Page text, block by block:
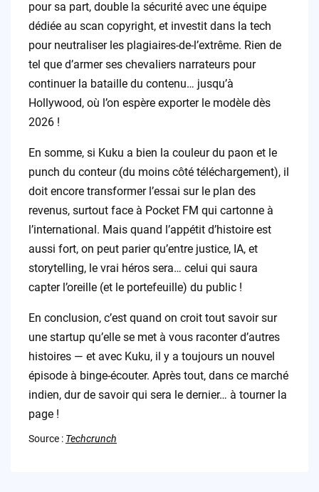
pour sa part, double la sécurité avec une équipe
dédiée au scan copyright, et investit dans la tech
pour neutraliser les plagiaires-de-l’extrême. Rien de
tel que d’armer ses chevaliers narrateurs pour
continuer la bataille du contenu… jusqu’à
Hollywood, où l’on espère exporter le modèle dès
2026 !
En somme, si Kuku a bien la couleur du paon et le
punch du conteur (du moins côté téléchargement), il
doit encore transformer l’essai sur le plan des
revenus, surtout face à Pocket FM qui cartonne à
l’international. Mais quand l’appétit d’histoire est
aussi fort, on peut parier qu’entre justice, IA, et
storytelling, le vrai héros sera… celui qui saura
capter l’oreille (et le portefeuille) du public !
En conclusion, c’est quand on croit tout savoir sur
une startup qu’elle se met à vous raconter d’autres
histoires — et avec Kuku, il y a toujours un nouvel
épisode à binge-écouter. Après tout, dans ce marché
indien, dur de savoir qui sera le dernier… à tourner la
page !
Source : Techcrunch